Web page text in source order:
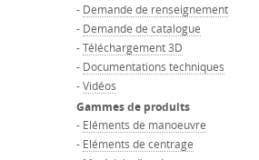
- Demande de renseignement
- Demande de catalogue
-Téléchargement 3D
- Documentations techniques
-Vidéos
Gammes de produits
- Eléments de manoeuvre
- Eléments de centrage